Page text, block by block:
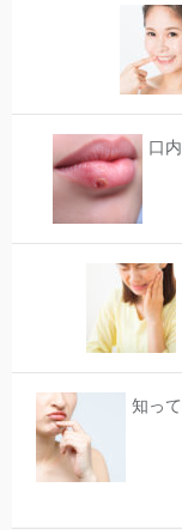
口
知っ